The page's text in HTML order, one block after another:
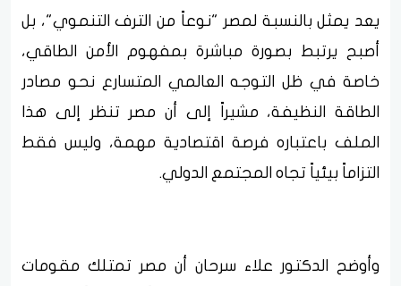
يعد يمثل بالنسبة لمصر "نوعاً من الترف التنموي"، بل
أصبح يرتبط بصورة مباشرة بمفهوم الأمن الطاقي،
خاصة في ظل التوجه العالمي المتسارع نحو مصادر
الطاقة النظيفة، مشيراً إلى أن مصر تنظر إلى هذا
الملف باعتباره فرصة اقتصادية مهمة، وليس فقط
التزاماً بيئياً تجاه المجتمع الدولي.
وأوضح الدكتور علاء سرحان أن مصر تمتلك مقومات